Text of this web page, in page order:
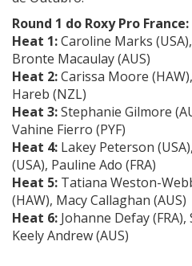
Round 1 do Roxy Pro France:
Heat 1:Caroline Marks
Bronte Macaulay (AUS)
Heat 2:Carissa Moore
Hareb (NZL)
Heat 3:Stephanie Gilmore
Vahine Fierro (PYF)
Heat 4: Lakey Peterson
(USA), Pauline Ado (FRA)
Heat 5: Tatiana Weston-
(HAW), Macy Callaghan (AUS)
Heat 6: Johanne Defay
Keely Andrew (AUS)